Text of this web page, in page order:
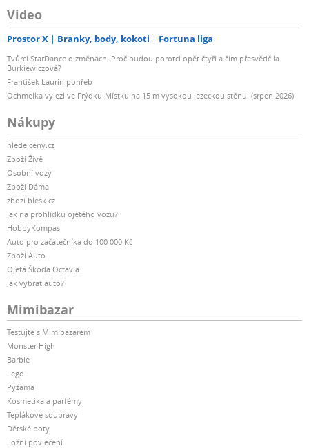
Video
Prostor X Branky, body, kokoti Fortuna liga
Tvůrci StarDance o změnách: Proč budou porotci opět čtyři a čím přesvědčila
Burkiewiczová?
František Laurin pohřeb
Ochmelka vylezl ve Frýdku-Místku na 15 m vysokou lezeckou stěnu. (srpen 2026)
Nákupy
hledejceny.cz
Zboží Živě
Osobní vozy
Zboží Dáma
zbozi.blesk.cz
Jak na prohlídku ojetého vozu?
HobbyKompas
Auto pro začátečníka do 100 000 Kč
Zboží Auto
Ojetá Škoda Octavia
Jak vybrat auto?
Mimibazar
Testujte s Mimibazarem
Monster High
Barbie
Lego
Pyžama
Kosmetika a parfémy
Teplákové soupravy
Dětské boty
Ložní povlečení